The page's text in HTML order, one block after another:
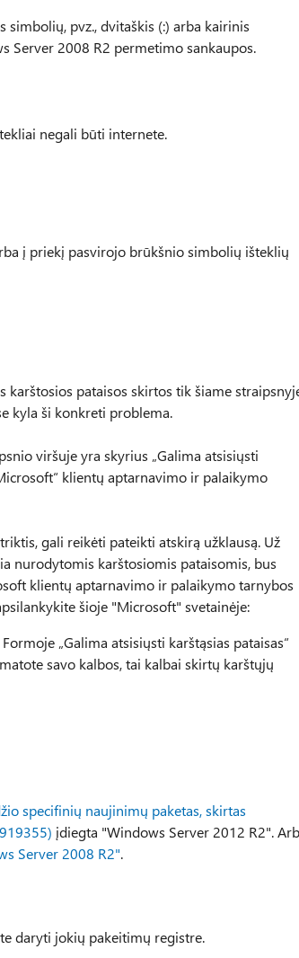
pvz., dvitaškis (:) arba kairinis
Server 2008 R2 permetimo sankaupos.
negali būti internete.
į priekį pasvirojo brūkšnio simbolių išteklių
karštosios pataisos skirtos tik šiame
kyla ši konkreti problema.
viršuje yra skyrius „Galima atsisiųsti
klientų aptarnavimo ir palaikymo
gali reikėti pateikti atskirą užklausą. Už
nurodytomis karštosiomis pataisomis, bus
klientų aptarnavimo ir palaikymo tarnybos
šioje "Microsoft" svetainėje:
Formoje „Galima atsisiųsti karštąsias pataisas“
savo kalbos, tai kalbai skirtų karštųjų
specifinių naujinimų paketas, skirtas
įdiegta "Windows Server 2012 R2".
Server 2008 R2".
daryti jokių pakeitimų registre.